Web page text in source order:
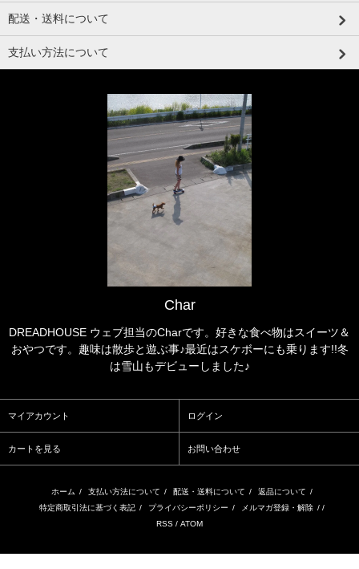
配送・送料について
支払い方法について
Char
DREADHOUSE ウェブ担当のCharです。好きな食べ物はスイーツ＆
おやつです。趣味は散歩と遊ぶ事♪最近はスケボーにも乗ります!!冬
は雪山もデビューしました♪
マイアカウント ログイン
カートを見る お問い合わせ
ホーム / 支払い方法について / 配送・送料について / 返品について /
特定商取引法に基づく表記 / プライバシーポリシー / メルマガ登録・解除 / /
RSS / ATOM